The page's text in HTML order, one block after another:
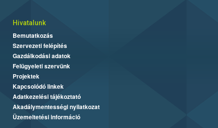
Hivatalunk
Bemutatkozás
Szervezeti felépítés
Gazdálkodási adatok
Felügyeleti szervünk
Projektek
Kapcsolódó linkek
Adatkezelési tájékoztató
Akadálymentességi nyilatkozat
Üzemeltetési információ